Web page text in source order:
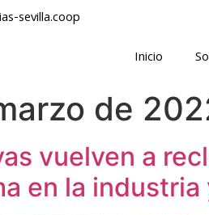
sevilla.coop
Inicio
de
vuelven a
en la